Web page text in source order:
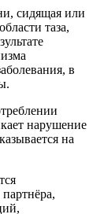
сидящая или
таза,
в
нарушение
на